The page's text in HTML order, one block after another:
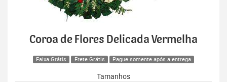
Coroa de Flores Delicada Vermelha
Faixa Grátis Frete Grátis Pague somente após a entrega
Tamanhos